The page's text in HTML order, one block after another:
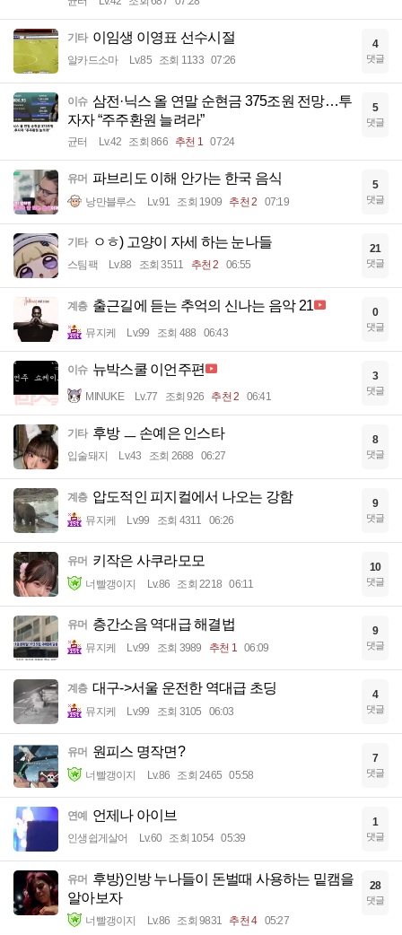
기타 이임생 이영표 선수시절
알카드소마 Lv.85 조회 1133 07:26
4
댓글
이슈 삼전·닉스 올 연말 순현금 375조원 전망…투
자자 “주주환원 늘려라”
균터 Lv.42 조회 866 추천 1 07:24
5
댓글
유머 파브리도 이해 안가는 한국 음식
낭만블루스 Lv.91 조회 1909 추천 2 07:19
5
댓글
기타 ㅇㅎ) 고양이 자세 하는 눈나들
스팀팩 Lv.88 조회 3511 추천 2 06:55
21
댓글
계층 출근길에 듣는 추억의 신나는 음악 21
뮤지케 Lv.99 조회 488 06:43
0
댓글
이슈 뉴박스쿨 이언주편
MINUKE Lv.77 조회 926 추천 2 06:41
3
댓글
기타 후방 ㅡ 손예은 인스타
입술돼지 Lv.43 조회 2688 06:27
8
댓글
계층 압도적인 피지컬에서 나오는 강함
뮤지케 Lv.99 조회 4311 06:26
9
댓글
유머 키작은 사쿠라모모
너빨갱이지 Lv.86 조회 2218 06:11
10
댓글
유머 층간소음 역대급 해결법
뮤지케 Lv.99 조회 3989 추천 1 06:09
9
댓글
계층 대구->서울 운전한 역대급 초딩
뮤지케 Lv.99 조회 3105 06:03
4
댓글
유머 원피스 명작면?
너빨갱이지 Lv.86 조회 2465 05:58
7
댓글
연예 언제나 아이브
인생쉽게살어 Lv.60 조회 1054 05:39
1
댓글
유머 후방)인방 누나들이 돈벌때 사용하는 밑캠을
알아보자
너빨갱이지 Lv.86 조회 9831 추천 4 05:27
28
댓글